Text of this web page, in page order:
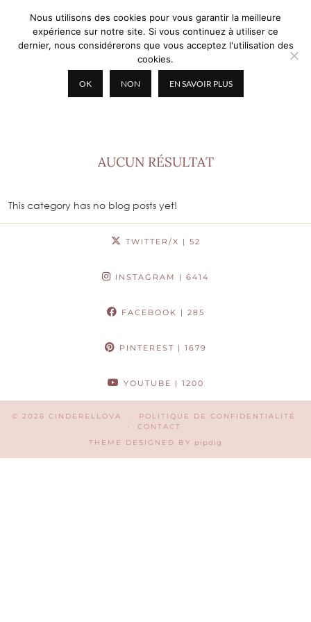
BLOG MODE ET BEAUTÉ
AUCUN RÉSULTAT
This category has no blog posts yet!
TWITTER/X | 52
INSTAGRAM | 6414
FACEBOOK | 285
PINTEREST | 1679
YOUTUBE | 1200
© 2026 CINDERELLOVA
POLITIQUE DE CONFIDENTIALITÉ
CONTACT
THEME DESIGNED BY pipdig
Nous utilisons des cookies pour vous garantir la meilleure
expérience sur notre site. Si vous continuez à utiliser ce
dernier, nous considérerons que vous acceptez l'utilisation des
cookies.
OK NON EN SAVOIR PLUS